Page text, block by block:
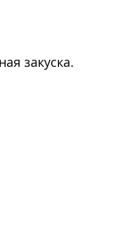
закуска.